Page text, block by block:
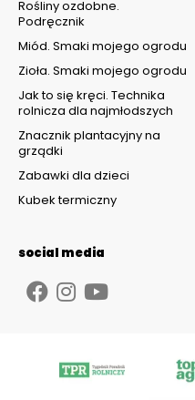
Rośliny ozdobne.
Podręcznik
Miód. Smaki mojego ogrodu
Zioła. Smaki mojego ogrodu
Jak to się kręci. Technika
rolnicza dla najmłodszych
Znacznik plantacyjny na
grządki
Zabawki dla dzieci
Kubek termiczny
social media